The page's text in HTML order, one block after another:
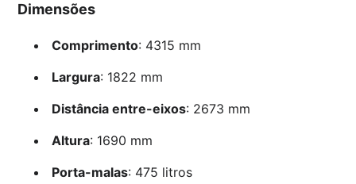
Dimensões
Comprimento: 4315 mm
Largura: 1822 mm
Distância entre-eixos: 2673 mm
Altura: 1690 mm
Porta-malas: 475 litros